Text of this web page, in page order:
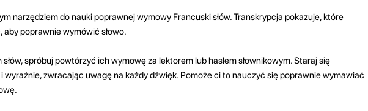
narzędziem do nauki poprawnej wymowy Francuski słów. Transkrypcja pokazuje, które
poprawnie wymówić słowo.
spróbuj powtórzyć ich wymowę za lektorem lub hasłem słownikowym. Staraj się
wyraźnie, zwracając uwagę na każdy dźwięk. Pomoże ci to nauczyć się poprawnie wymawiać